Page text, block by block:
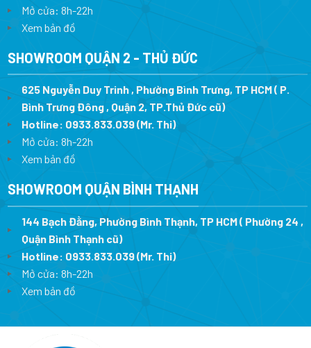
Mở cửa: 8h-22h
Xem bản đồ
SHOWROOM QUẬN 2 - THỦ ĐỨC
625 Nguyễn Duy Trinh , Phường Bình Trưng, TP HCM ( P.
Bình Trưng Đông , Quận 2, TP.Thủ Đức cũ)
Hotline: 0933.833.039(Mr. Thi)
Mở cửa: 8h-22h
Xem bản đồ
SHOWROOM QUẬN BÌNH THẠNH
144 Bạch Đằng, Phường Bình Thạnh, TP HCM ( Phường 24 ,
Quận Bình Thạnh cũ)
Hotline: 0933.833.039(Mr. Thi)
Mở cửa: 8h-22h
Xem bản đồ